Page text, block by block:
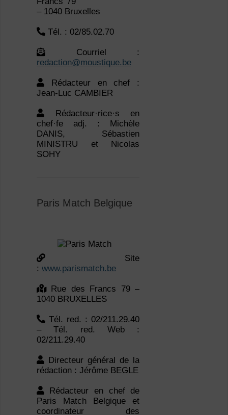
Courriel :
Jean-Luc CAMBIER
Rédacteur·rice·s en
chef·fe adj. : Michèle
DANIS, Sébastien
SOHY
Paris Match Belgique
Rue des Francs 79 –
1040 BRUXELLES
– Tél. red. Web :
02/211.29.40
Directeur général de la
rédaction : Jérôme BEGLE
Paris Match Belgique et
coordinateur des
Match Belgique : Marc
DERIEZ –
marc.deriez@parismatch.be